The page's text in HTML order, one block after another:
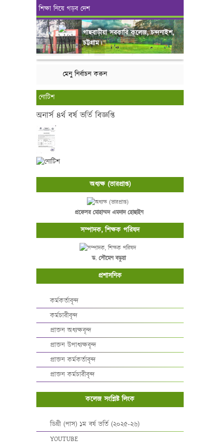
শিক্ষা নিয়ে গড়ব দেশ
গাছবাড়ীয়া সরকারি কলেজ, চন্দনাইশ,
চট্টগ্রাম।
মেনু নির্বাচন করুন
নোটিশ
অনার্স ৪র্থ বর্ষ ভর্তি বিজ্ঞপ্তি
অধ্যক্ষ (ভারপ্রাপ্ত)
প্রফেসর মোহাম্মদ এমদাদ হোছাইন
সম্পাদক, শিক্ষক পরিষদ
ড. সৌমেন বড়ুয়া
প্রশাসনিক
কর্মকর্তাবৃন্দ
কর্মচারীবৃন্দ
প্রাক্তন অধ্যক্ষবৃন্দ
প্রাক্তন উপাধ্যক্ষবৃন্দ
প্রাক্তন কর্মকর্তাবৃন্দ
প্রাক্তন কর্মচারীবৃন্দ
কলেজ সংশ্লিষ্ট লিংক
ডিগ্রী (পাস) ১ম বর্ষ ভর্তি (২০২৫-২৬)
YOUTUBE